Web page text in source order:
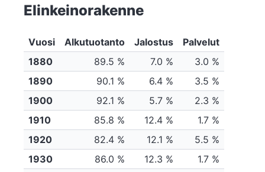
Elinkeinorakenne
Vuosi Alkutuotanto Jalostus
Palvelut
1880
89.5 % 7.0 %
3.0 %
1890
90.1 % 6.4 %
3.5 %
1900
92.1 % 5.7 %
2.3 %
1910
85.8 % 12.4 %
1.7 %
1920
82.4 % 12.1 %
5.5 %
1930
86.0 % 12.3 %
1.7 %